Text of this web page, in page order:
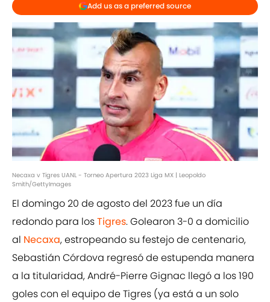
Add us as a preferred source
Necaxa v Tigres UANL - Torneo Apertura 2023 Liga MX | Leopoldo
Smith/GettyImages
El domingo 20 de agosto del 2023 fue un día
redondo para losTigres. Golearon 3-0 a domicilio
al Necaxa, estropeando su festejo de centenario,
Sebastián Córdova regresó de estupenda manera
a la titularidad, André-Pierre Gignac llegó a los 190
goles con el equipo de Tigres (ya está a un solo